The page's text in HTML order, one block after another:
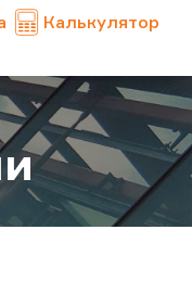
Калькулятор